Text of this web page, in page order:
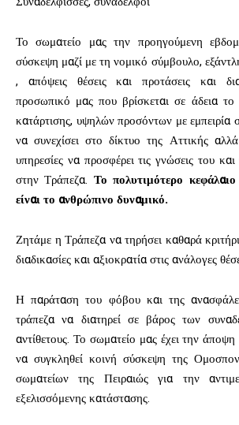
Το σωματείο μας την προηγούμενη
σύσκεψη μαζί με τη νομικό σύμβουλο,
, απόψεις θέσεις και προτάσεις και
προσωπικό μας που βρίσκεται σε άδεια το
κατάρτισης, υψηλών προσόντων με εμπειρία
να συνεχίσει στο δίκτυο της Αττικής
υπηρεσίες να προσφέρει τις γνώσεις του
στην Τράπεζα. Το πολυτιμότερο
είναι το ανθρώπινο δυναμικό.
Ζητάμε η Τράπεζα να τηρήσει καθαρά
διαδικασίες και αξιοκρατία στις ανάλογες
Η παράταση του φόβου και της
τράπεζα να διατηρεί σε βάρος των
αντίθετους. Το σωματείο μας έχει την
να συγκληθεί κοινή σύσκεψη της
σωματείων της Πειραιώς για την
εξελισσόμενης κατάστασης.